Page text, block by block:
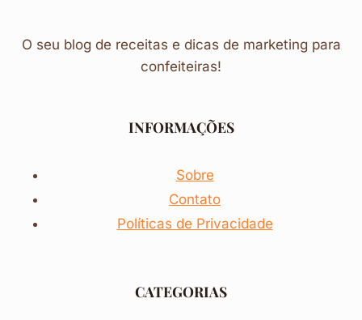
O seu blog de receitas e dicas de marketing para
confeiteiras!
INFORMAÇÕES
Sobre
Contato
Políticas de Privacidade
CATEGORIAS